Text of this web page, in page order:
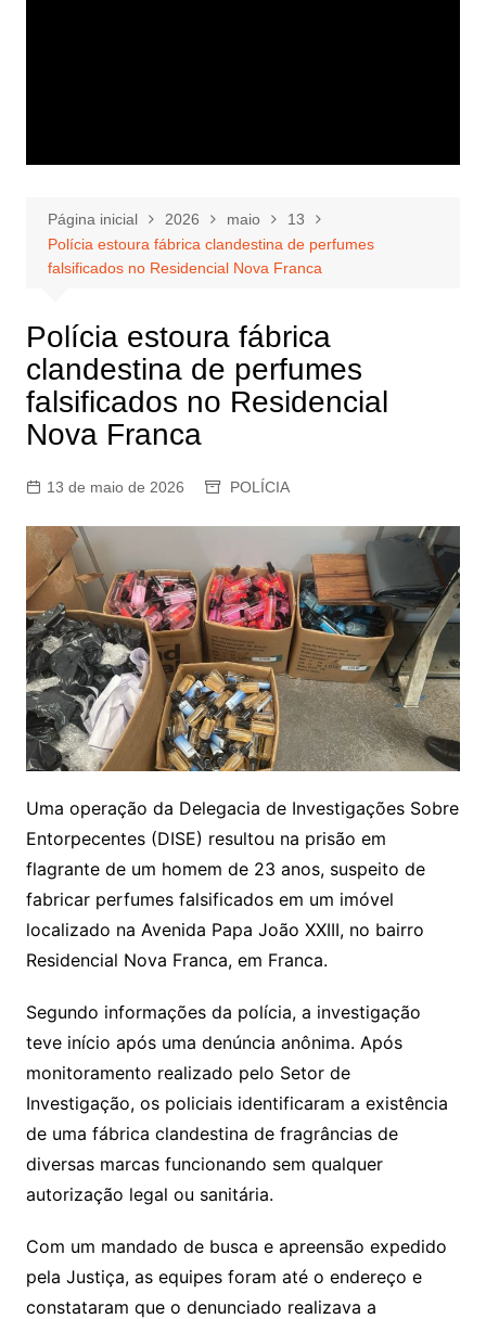
Página inicial 2026 maio
13
Polícia estoura fábrica clandestina de perfumes
falsificados no Residencial Nova Franca
Polícia estoura fábrica
clandestina de perfumes
falsificados no Residencial
Nova Franca
13 de maio de 2026 POLÍCIA
Uma operação da Delegacia de Investigações Sobre
Entorpecentes (DISE) resultou na prisão em
flagrante de um homem de 23 anos, suspeito de
fabricar perfumes falsificados em um imóvel
localizado na Avenida Papa João XXIII, no bairro
Residencial Nova Franca, em Franca.
Segundo informações da polícia, a investigação
teve início após uma denúncia anônima. Após
monitoramento realizado pelo Setor de
Investigação, os policiais identificaram a existência
de uma fábrica clandestina de fragrâncias de
diversas marcas funcionando sem qualquer
autorização legal ou sanitária.
Com um mandado de busca e apreensão expedido
pela Justiça, as equipes foram até o endereço e
constataram que o denunciado realizava a